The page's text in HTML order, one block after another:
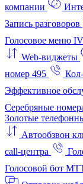
компании
Запись разговоров
Голосовое меню
Web-виджеты
номер 495
Эффективное
Серебряные
Золотые
Автообзвон
call-центра
Голосовой бот